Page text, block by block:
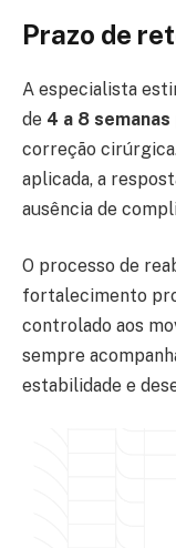
Prazo de
A especialista
de 4 a 8 semanas
correção
aplicada, a
ausência de
O processo de
fortalecimento
controlado aos
sempre
estabilidade e